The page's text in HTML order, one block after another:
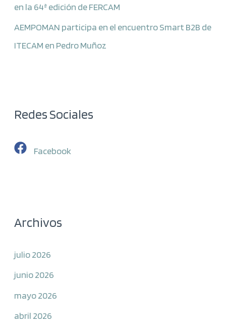
en la 64ª edición de FERCAM
AEMPOMAN participa en el encuentro Smart B2B de
ITECAM en Pedro Muñoz
Redes Sociales
Facebook
Archivos
julio 2026
junio 2026
mayo 2026
abril 2026